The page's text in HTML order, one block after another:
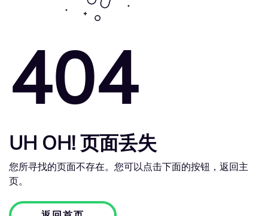
404
UH OH! 页面丢失
您所寻找的页面不存在。您可以点击下面的按钮，返回主
页。